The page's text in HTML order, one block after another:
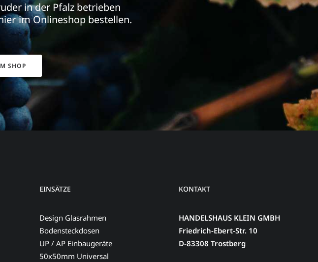
inder Pfalz betrieben
imOnlineshop bestellen.
SHOP
EINSÄTZE
Design Glasrahmen
Bodensteckdosen
UP / AP Einbaugeräte
50x50mm Universal
KONTAKT
HANDELSHAUS KLEIN GMBH
Friedrich-Ebert-Str. 10
D-83308 Trostberg